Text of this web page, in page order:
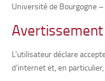
Université de Bourgogne
L’utilisateur déclare
d’internet et, en